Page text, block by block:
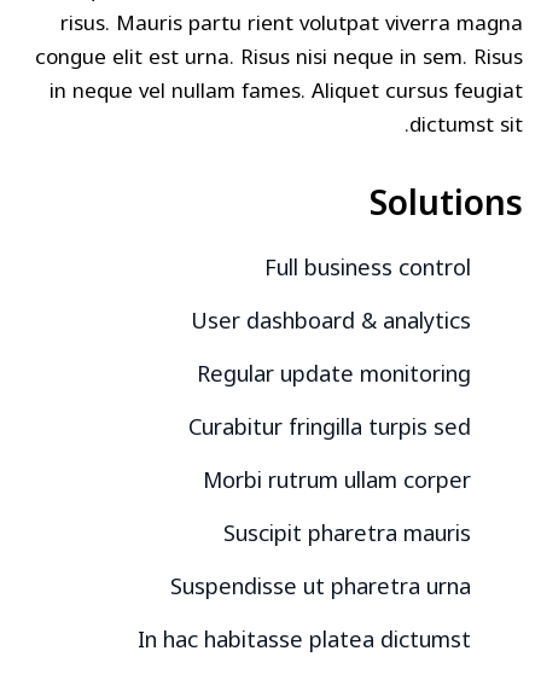
risus. Mauris partu rient volutpat viverra magna
congue elit est urna. Risus nisi neque in sem. Risus
in neque vel nullam fames. Aliquet cursus feugiat
dictumst sit.
Solutions
Full business control
User dashboard & analytics
Regular update monitoring
Curabitur fringilla turpis sed
Morbi rutrum ullam corper
Suscipit pharetra mauris
Suspendisse ut pharetra urna
In hac habitasse platea dictumst